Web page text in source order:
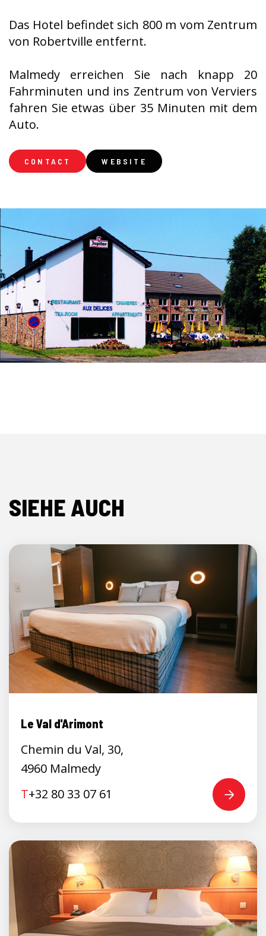
Das Hotel befindet sich 800 m vom Zentrum
von Robertville entfernt.
Malmedy erreichen Sie nach knapp 20
Fahrminuten und ins Zentrum von Verviers
fahren Sie etwas über 35 Minuten mit dem
Auto.
CONTACT WEBSITE
SIEHE AUCH
Le Val d'Arimont
Chemin du Val, 30,
4960 Malmedy
T+32 80 33 07 61